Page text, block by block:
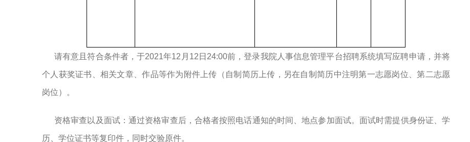
请有意 且符合条件者，于2021年12月12 日 24:00前 ，登录我院人事信息管理平台招聘系统填写应聘申请，并将
个人获奖证书、 相关文章 、作品等作为附件上传（自制简历上传，另在自制简历中注明第一志愿岗位、第二志愿
岗位）。
资格审查 以及面试：通过资格审查后，合格者按照电话通知的时间、地点参加面试。面试时需提供身份证 、学
历、学位证书等复印件，同时交验原件。